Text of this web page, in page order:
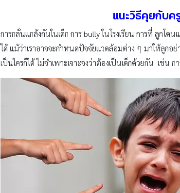
แนะวิธีคุยกับค
การกลั่นแกล้งกันในเด็ก การ bully ในโรงเรียน การที่ ลูกโ
ได้ แม้ว่าเราอาจจะกำหนดปัจจัยแวดล้อมต่าง ๆ มาให้ลูกอ
เป็นใครก็ได้ ไม่จำเพาะเจาะจงว่าต้องเป็นเด็กด้วยกัน เช่